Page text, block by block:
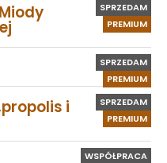
PREMIUM
SPRZEDAM
PREMIUM
SPRZEDAM
PREMIUM
SPRZEDAM
i
WSPÓŁPRACA